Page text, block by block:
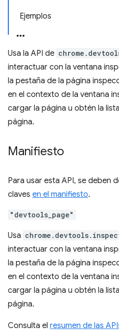
Ejemplos
Usa la API de
interactuar con la ventana
la pestaña de la página
en el contexto de la ventana
cargar la página u obtén la
página.
Manifiesto
Para usar esta API, se deben
claves en el manifiesto.
"devtools_page"
Usa
interactuar con la ventana
la pestaña de la página
en el contexto de la ventana
cargar la página u obtén la
página.
Consulta el resumen de las